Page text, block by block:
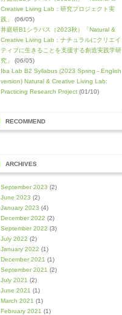
Creative Living Lab：研究プロジェクト実
践」
(06/05)
井庭研B1シラバス（2023秋）「Natural &
Creative Living Lab：ナチュラルにクリエイ
ティブに生きることを支援する創造実践学研
究」
(06/05)
Iba Lab B2 Syllabus (2023 Spring - English
version) Natural & Creative Living Lab:
Practicing Research Project (01/10)
RECOMMEND
ARCHIVES
September 2023 (2)
June 2023 (2)
January 2023 (4)
December 2022 (2)
September 2022 (3)
July 2022 (2)
January 2022 (1)
December 2021 (1)
September 2021 (2)
July 2021 (2)
June 2021 (1)
March 2021 (1)
February 2021 (1)